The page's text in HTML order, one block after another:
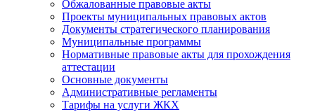
Обжалованные правовые акты
Проекты муниципальных правовых актов
Документы стратегического планирования
Муниципальные программы
Нормативные правовые акты для прохождения
аттестации
Основные документы
Административные регламенты
Тарифы на услуги ЖКХ